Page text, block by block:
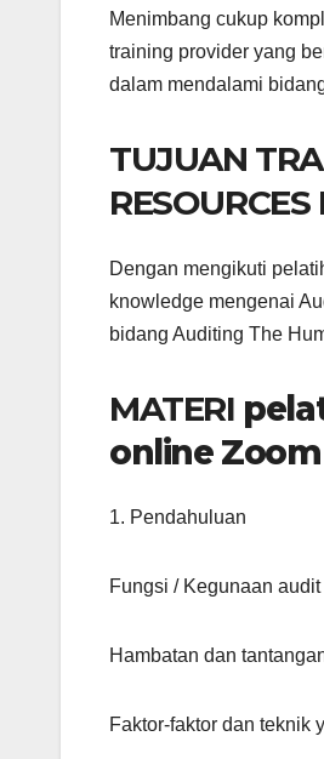
Menimbang cukup
training provider yang
dalam mendalami
TUJUAN
Dengan mengikuti
knowledge mengenai
bidang Auditing The
MATERI
online Zoom
1. Pendahuluan
Fungsi / Kegunaan
Hambatan dan
Faktor-faktor dan teknik